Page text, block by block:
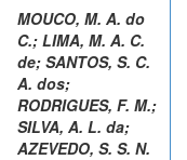
MOUCO, M. A. do
C.; LIMA, M. A. C.
de; SANTOS, S. C.
A. dos;
RODRIGUES, F. M.;
SILVA, A. L. da;
AZEVEDO, S. S. N.